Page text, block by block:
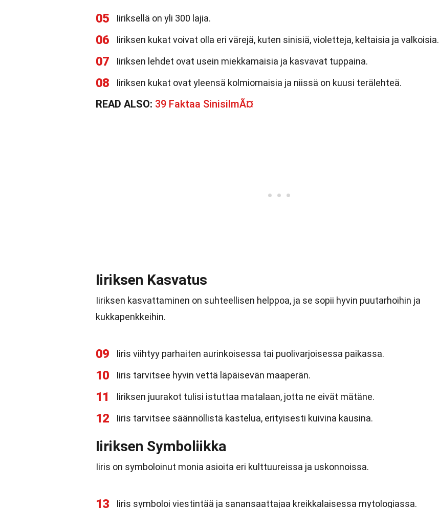
05 Iiriksellä on yli 300 lajia.
06 Iiriksen kukat voivat olla eri värejä, kuten sinisiä, violetteja, keltaisia ja valkoisia.
07 Iiriksen lehdet ovat usein miekkamaisia ja kasvavat tuppaina.
08 Iiriksen kukat ovat yleensä kolmiomaisia ja niissä on kuusi terälehteä.
READ ALSO: 39 Faktaa SinisilmÃ¤
Iiriksen Kasvatus
Iiriksen kasvattaminen on suhteellisen helppoa, ja se sopii hyvin puutarhoihin ja
kukkapenkkeihin.
09 Iiris viihtyy parhaiten aurinkoisessa tai puolivarjoisessa paikassa.
10 Iiris tarvitsee hyvin vettä läpäisevän maaperän.
11 Iiriksen juurakot tulisi istuttaa matalaan, jotta ne eivät mätäne.
12 Iiris tarvitsee säännöllistä kastelua, erityisesti kuivina kausina.
Iiriksen Symboliikka
Iiris on symboloinut monia asioita eri kulttuureissa ja uskonnoissa.
13 Iiris symboloi viestintää ja sanansaattajaa kreikkalaisessa mytologiassa.